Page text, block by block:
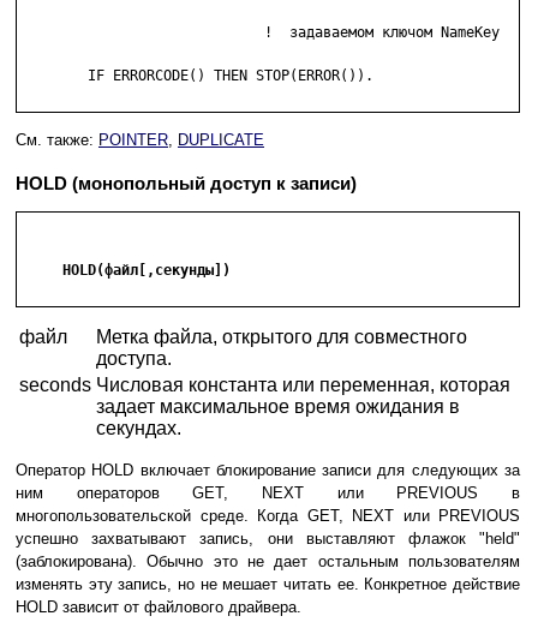
        IF ERRORCODE() THEN STOP(ERROR()).
См. также: POINTER, DUPLICATE
HOLD (монопольный доступ к записи)
     HOLD(файл[,секунды])
файл
Метка файла, открытого для совместного
доступа.
seconds Числовая константа или переменная, которая
задает максимальное время ожидания в
секундах.
Оператор HOLD включает блокирование записи для следующих за
ним операторов GET, NEXT или PREVIOUS в
многопользовательской среде. Когда GET, NEXT или PREVIOUS
успешно захватывают запись, они выставляют флажок "held"
(заблокирована). Обычно это не дает остальным пользователям
изменять эту запись, но не мешает читать ее. Конкретное действие
HOLD зависит от файлового драйвера.